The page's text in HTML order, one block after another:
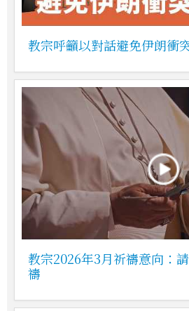
教宗呼籲以對話避免伊朗衝
教宗2026年3月祈禱意向：
禱